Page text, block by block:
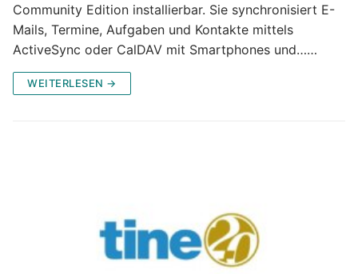
Community Edition installierbar. Sie synchronisiert E-
Mails, Termine, Aufgaben und Kontakte mittels
ActiveSync oder CalDAV mit Smartphones und……
WEITERLESEN →